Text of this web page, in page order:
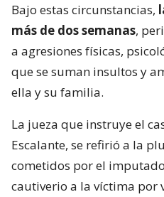
Bajo estas circunstancias,
más de dos semanas,
a agresiones físicas,
que se suman insultos y
ella y su familia.
La jueza que instruye el
Escalante, se refirió a la
cometidos por el
cautiverio a la víctima por